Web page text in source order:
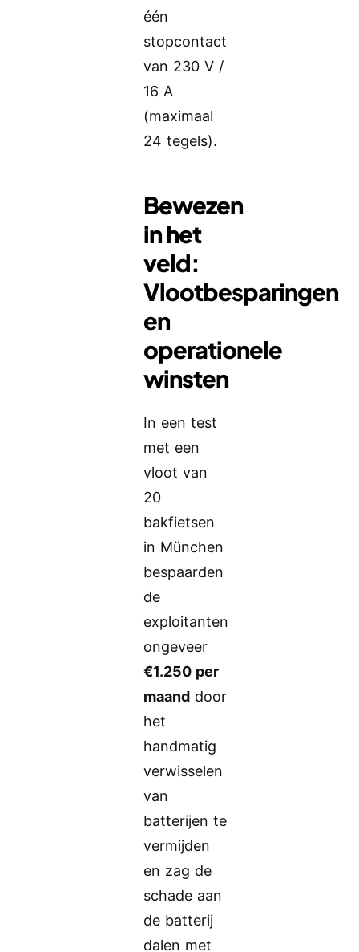
één
stopcontact
van 230 V /
16 A
(maximaal
24 tegels).
Bewezen
in het
veld:
Vlootbesparingen
en
operationele
winsten
In een test
met een
vloot van
20
bakfietsen
in München
bespaarden
de
exploitanten
ongeveer
€1.250 per
maand door
het
handmatig
verwisselen
van
batterijen te
vermijden
en zag de
schade aan
de batterij
dalen met